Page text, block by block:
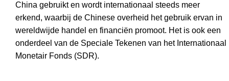
China gebruikt en wordt internationaal steeds meer
erkend, waarbij de Chinese overheid het gebruik ervan in
wereldwijde handel en financiën promoot. Het is ook een
onderdeel van de Speciale Tekenen van het Internationaal
Monetair Fonds (SDR).